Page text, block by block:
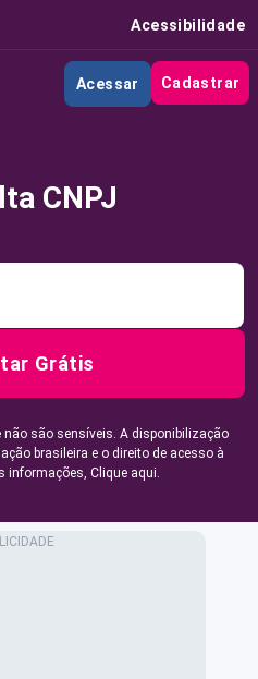
Acessibilidade
Acessar Cadastrar
CNPJ
Grátis
são sensíveis. A disponibilização
brasileira e o direito de acesso à
informações, Clique aqui.